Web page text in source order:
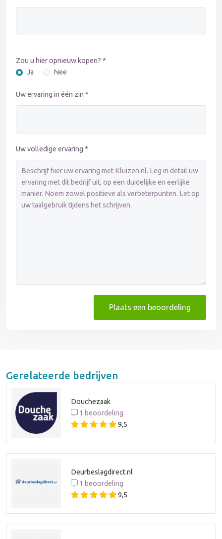
Zou u hier opnieuw kopen? *
Ja
Nee
Uw ervaring in één zin *
Uw volledige ervaring *
Plaats een beoordeling
Gerelateerde bedrijven
Douchezaak
1 beoordeling
9,5
Deurbeslagdirect.nl
1 beoordeling
9,5